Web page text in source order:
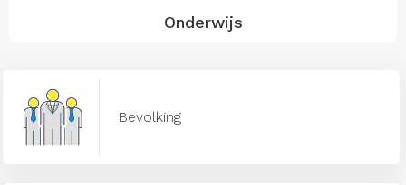
Onderwijs
Bevolking